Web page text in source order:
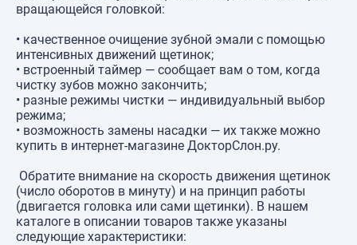
вращающейся головкой:
• качественное очищение зубной эмали с помощью
интенсивных движений щетинок;
• встроенный таймер — сообщает вам о том, когда
чистку зубов можно закончить;
• разные режимы чистки — индивидуальный выбор
режима;
• возможность замены насадки — их также можно
купить в интернет-магазине ДокторСлон.ру.
Обратите внимание на скорость движения щетинок
(число оборотов в минуту) и на принцип работы
(двигается головка или сами щетинки). В нашем
каталоге в описании товаров также указаны
следующие характеристики: